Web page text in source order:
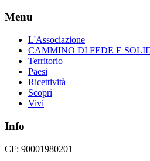
Menu
L'Associazione
CAMMINO DI FEDE E
Territorio
Paesi
Ricettività
Scopri
Vivi
Info
CF: 90001980201